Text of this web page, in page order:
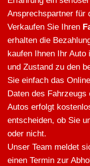
Ansprechspartner für
Verkaufen Sie Ihren
erhalten die
kaufen Ihnen Ihr Auto
und Zustand zu den
Sie einfach das
Daten des
Autos erfolgt
entscheiden, ob Sie
oder nicht.
Unser Team meldet
einen Termin zur